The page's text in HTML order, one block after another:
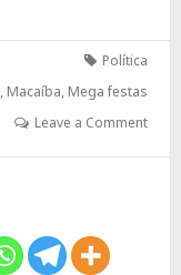
Política
, Macaíba, Mega festas
Leave a Comment